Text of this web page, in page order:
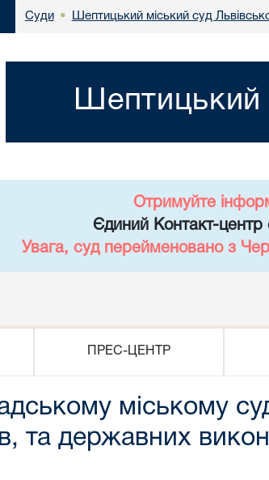
Суди • Шептицький міський суд
Шептицький
Отримуйте
Єдиний Контакт-центр
Увага, суд перейменовано з
ПРЕС-ЦЕНТР
міському
та державних